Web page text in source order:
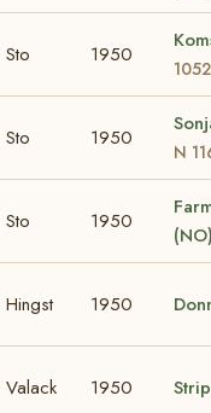
Sto 1950
1052
Sto 1950
N
Sto 1950
Hingst 1950
Valack 1950